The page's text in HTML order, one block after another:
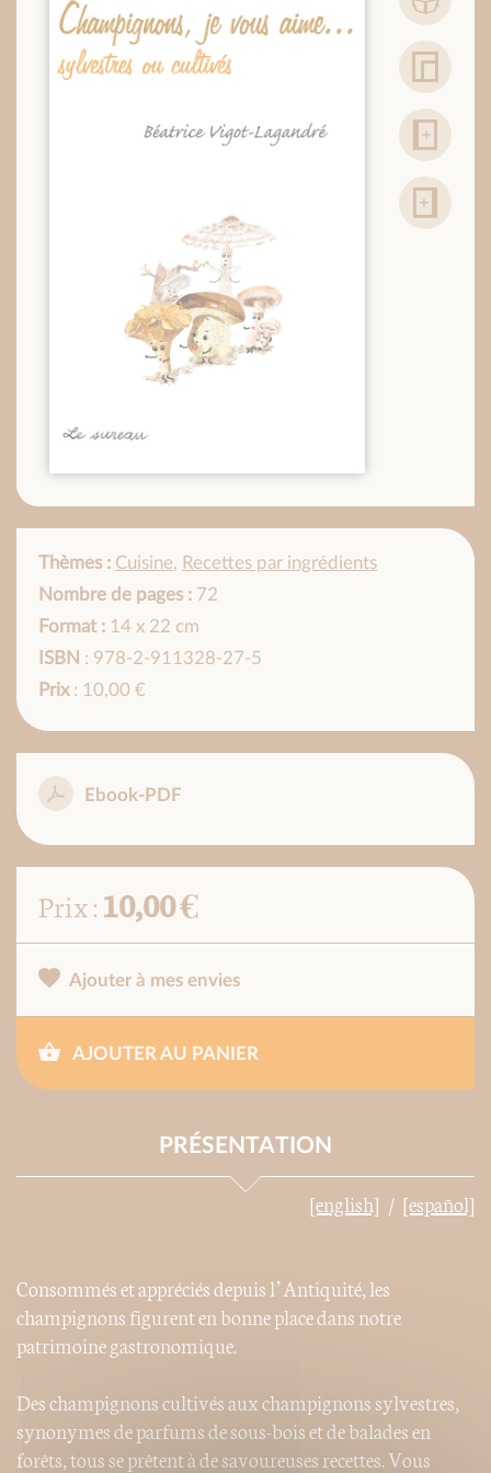
Thèmes : Cuisine, Recettes par ingrédients
Nombre de pages : 72
Format : 14 x 22 cm
ISBN : 978-2-911328-27-5
Prix: 10,00 €
Ebook-PDF
Prix :10,00 €
Ajouter à mes envies
AJOUTER AU PANIER
PRÉSENTATION
[english] [español]
Consommés et appréciés depuis l’Antiquité, les
champignons figurent en bonne place dans notre
patrimoine gastronomique.
Des champignons cultivés aux champignons sylvestres,
synonymes de parfums de sous-bois et de balades en
forêts, tous se prêtent à de savoureuses recettes. Vous